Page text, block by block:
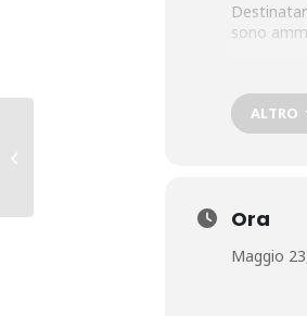
sono
ALTRO
Ora
Maggio
CORSO ECM LA METODOLOGIA